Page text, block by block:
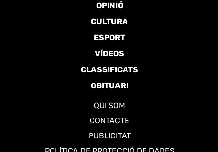
OPINIÓ
CULTURA
ESPORT
VÍDEOS
CLASSIFICATS
OBITUARI
QUI SOM
CONTACTE
PUBLICITAT